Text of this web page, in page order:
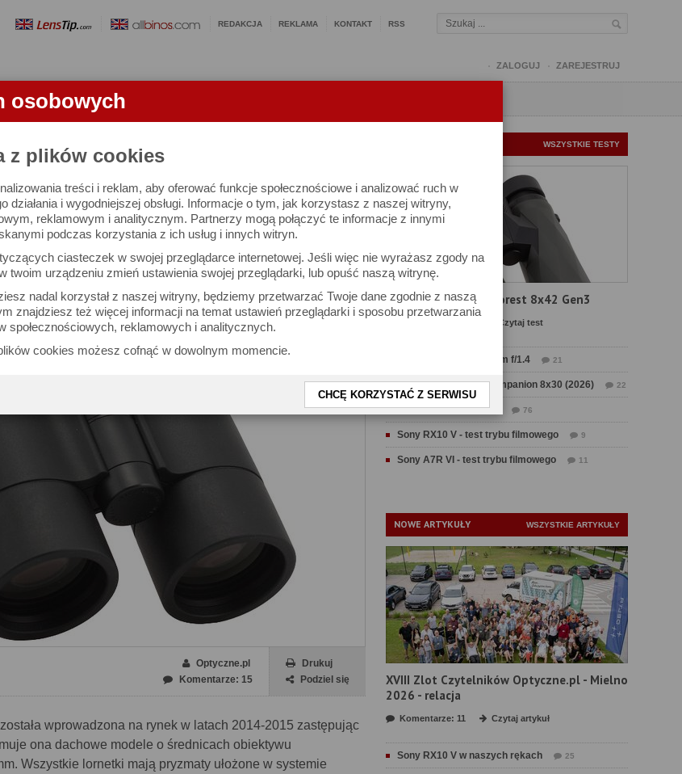
osobowych
z plików cookies
treści i reklam, aby oferować funkcje społecznościowe i analizować ruch w
działania i wygodniejszej obsługi. Informacje o tym, jak korzystasz z naszej witryny,
reklamowym i analitycznym. Partnerzy mogą połączyć te informacje z innymi
podczas korzystania z ich usług i innych witryn.
ciasteczek w swojej przeglądarce internetowej. Jeśli więc nie wyrażasz zgody na
twoim urządzeniu zmień ustawienia swojej przeglądarki, lub opuść naszą witrynę.
nadal korzystał z naszej witryny, będziemy przetwarzać Twoje dane zgodnie z naszą
znajdziesz też więcej informacji na temat ustawień przeglądarki i sposobu przetwarzania
społecznościowych, reklamowych i analitycznych.
cookies możesz cofnąć w dowolnym momencie.
CHCĘ KORZYSTAĆ Z SERWISU
REDAKCJA REKLAMA KONTAKT RSS
ZALOGUJ ZAREJESTRUJ
LORNETKI
10x42 - test lornetki
Drukuj
Podziel się
Optyczne.pl
Komentarze: 15
wprowadzona na rynek w latach 2014-2015 zastępując
ona dachowe modele o średnicach obiektywu
Wszystkie lornetki mają pryzmaty ułożone w systemie
WSZYSTKIE TESTY
Test Delta Optical Forest 8x42 Gen3
Czytaj test
Test Sirui Aurora 35 mm f/1.4 21
Test Swarovski CL Companion 8x30 (2026) 22
Test Fujifilm GFX 100 II 76
Sony RX10 V - test trybu filmowego 9
Sony A7R VI - test trybu filmowego 11
NOWE ARTYKUŁY WSZYSTKIE ARTYKUŁY
XVIII Zlot Czytelników Optyczne.pl - Mielno
2026 - relacja
Komentarze: 11 Czytaj artykuł
Sony RX10 V w naszych rękach 25